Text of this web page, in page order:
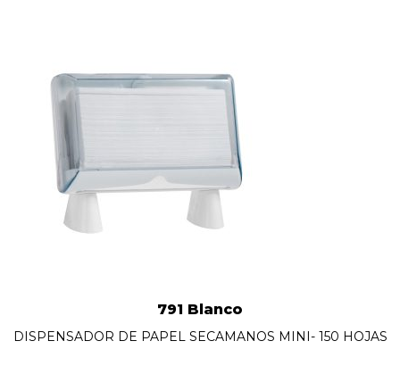
791 Blanco
DISPENSADOR DE PAPEL SECAMANOS MINI- 150 HOJAS